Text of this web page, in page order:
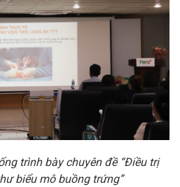
trình bày chuyên đề “Điều trị
biểu mô buồng trứng”